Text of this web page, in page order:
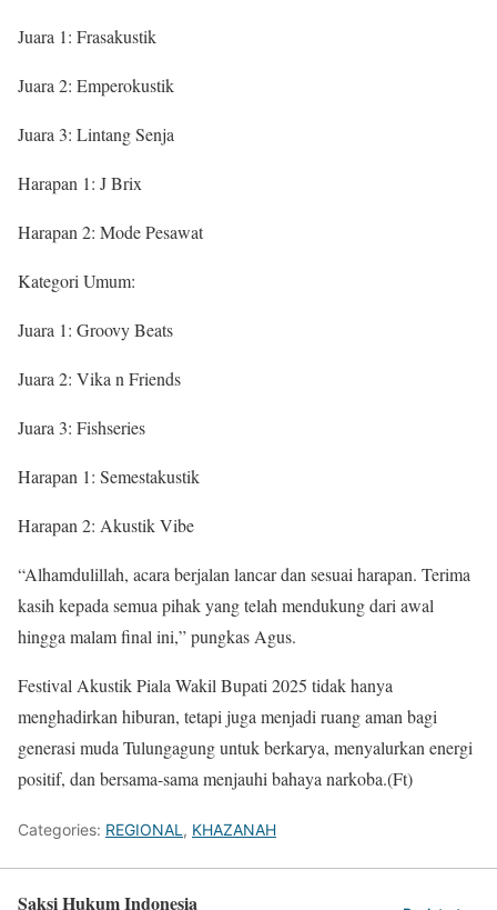
Juara 1: Frasakustik
Juara 2: Emperokustik
Juara 3: Lintang Senja
Harapan 1: J Brix
Harapan 2: Mode Pesawat
Kategori Umum:
Juara 1: Groovy Beats
Juara 2: Vika n Friends
Juara 3: Fishseries
Harapan 1: Semestakustik
Harapan 2: Akustik Vibe
“Alhamdulillah, acara berjalan lancar dan sesuai harapan. Terima
kasih kepada semua pihak yang telah mendukung dari awal
hingga malam final ini,” pungkas Agus.
Festival Akustik Piala Wakil Bupati 2025 tidak hanya
menghadirkan hiburan, tetapi juga menjadi ruang aman bagi
generasi muda Tulungagung untuk berkarya, menyalurkan energi
positif, dan bersama-sama menjauhi bahaya narkoba.(Ft)
Categories: REGIONAL , KHAZANAH
Saksi Hukum Indonesia